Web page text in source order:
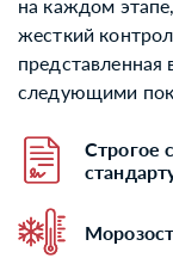
на каждом
жесткий
представленная
следующими
Строгое